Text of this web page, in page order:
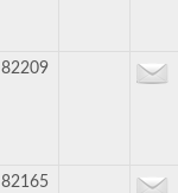
82209
82165